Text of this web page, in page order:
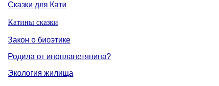
Сказки для Кати
Катины сказки
Закон о биоэтике
Родила от инопланетянина?
Экология жилища